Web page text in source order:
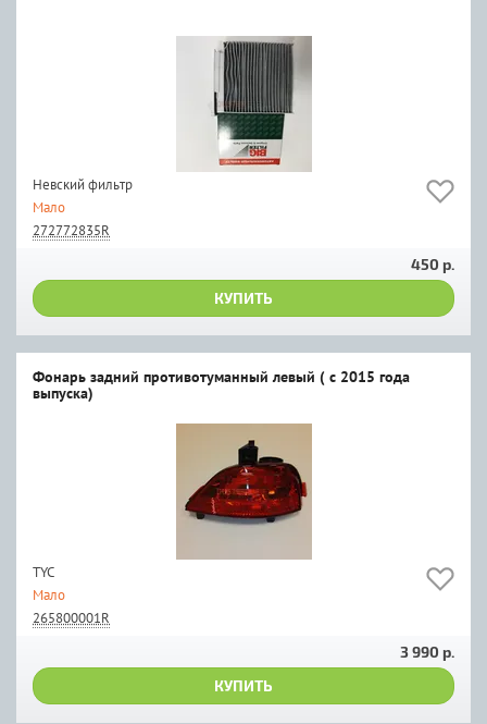
Невский фильтр
Мало
272772835R
450 р.
КУПИТЬ
Фонарь задний противотуманный левый ( с 2015 года
выпуска)
TYC
Мало
265800001R
3 990 р.
КУПИТЬ